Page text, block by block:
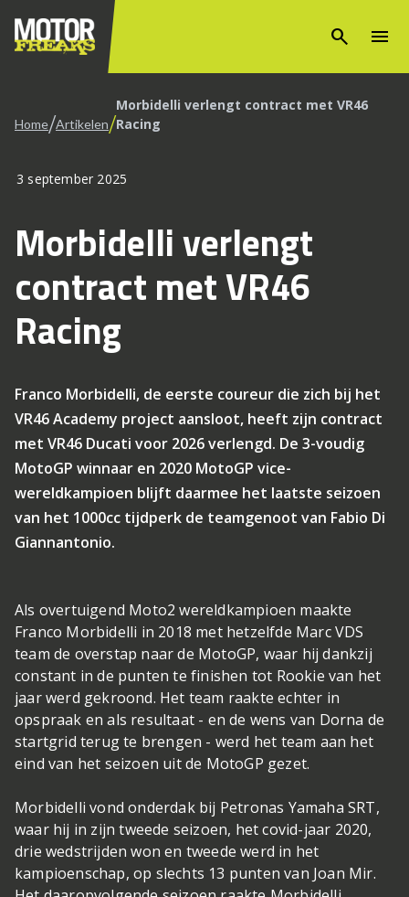
search menu
Home/Artikelen/Morbidelli verlengt contract met VR46
Racing
3 september 2025
Morbidelli verlengt
contract met VR46
Racing
Franco Morbidelli, de eerste coureur die zich bij het
VR46 Academy project aansloot, heeft zijn contract
met VR46 Ducati voor 2026 verlengd. De 3-voudig
MotoGP winnaar en 2020 MotoGP vice-
wereldkampioen blijft daarmee het laatste seizoen
van het 1000cc tijdperk de teamgenoot van Fabio Di
Giannantonio.
Als overtuigend Moto2 wereldkampioen maakte
Franco Morbidelli in 2018 met hetzelfde Marc VDS
team de overstap naar de MotoGP, waar hij dankzij
constant in de punten te finishen tot Rookie van het
jaar werd gekroond. Het team raakte echter in
opspraak en als resultaat - en de wens van Dorna de
startgrid terug te brengen - werd het team aan het
eind van het seizoen uit de MotoGP gezet.
Morbidelli vond onderdak bij Petronas Yamaha SRT,
waar hij in zijn tweede seizoen, het covid-jaar 2020,
drie wedstrijden won en tweede werd in het
kampioenschap, op slechts 13 punten van Joan Mir.